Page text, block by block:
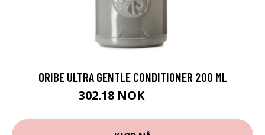
ORIBE ULTRA GENTLE CONDITIONER 200 ML
302.18 NOK